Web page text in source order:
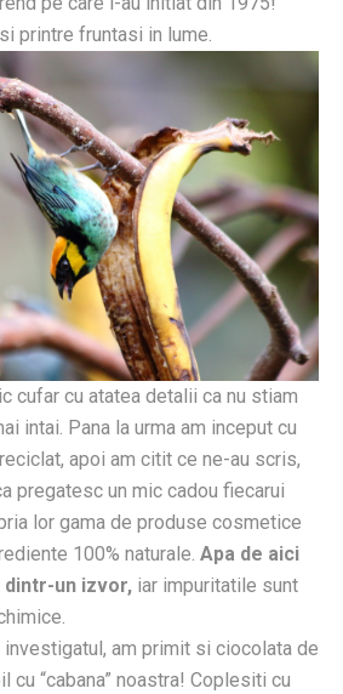
printre fruntasi in lume.
cufar cu atatea detalii ca nu stiam
intai. Pana la urma am inceput cu
apoi am citit ce ne-au scris,
pregatesc un mic cadou fiecarui
lor gama de produse cosmetice
100% naturale. Apa de aici
un izvor, iar impuritatile sunt
investigatul, am primit si ciocolata de
cu “cabana” noastra! Coplesiti cu